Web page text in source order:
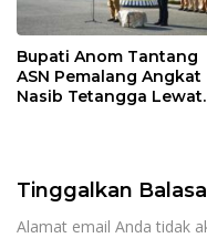
Bupati Anom Tantang
ASN Pemalang Angkat
Nasib Tetangga Lewat
Tinggalkan
Alamat email Anda tidak